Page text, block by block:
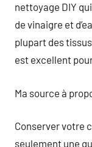
nettoyage DIY
de vinaigre et
plupart des
est excellent
Ma source à
Conserver votre
seulement une